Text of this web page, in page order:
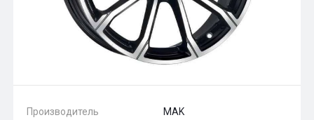
Производитель MAK